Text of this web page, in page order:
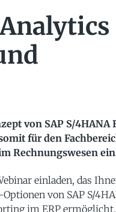
von SAP S/4HANA
für den
Rechnungswesen
einladen, das
von SAP S/
im ERP ermöglicht.